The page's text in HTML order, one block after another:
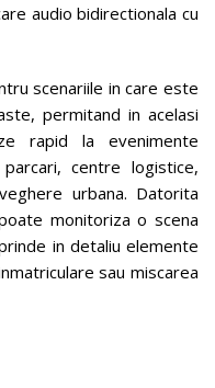
audio bidirectionala cu
scenariile in care este
permitand in acelasi
rapid la evenimente
centre logistice,
urbana. Datorita
monitoriza o scena
in detaliu elemente
sau miscarea